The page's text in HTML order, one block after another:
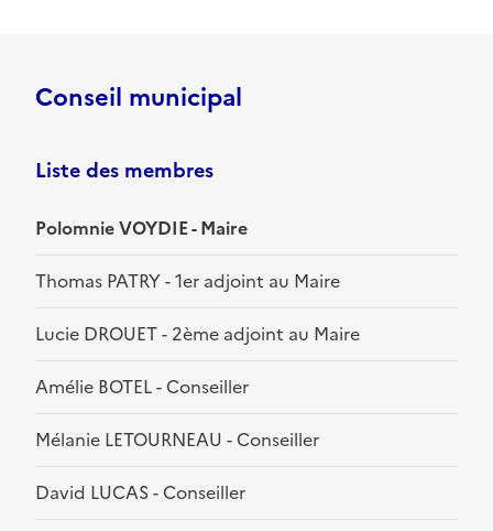
Conseil municipal
Liste des membres
Polomnie VOYDIE - Maire
Thomas PATRY - 1er adjoint au Maire
Lucie DROUET - 2ème adjoint au Maire
Amélie BOTEL - Conseiller
Mélanie LETOURNEAU - Conseiller
David LUCAS - Conseiller